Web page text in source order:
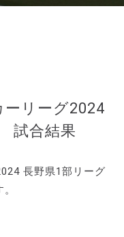
ーリーグ2024
試合結果
長野県1部リーグ